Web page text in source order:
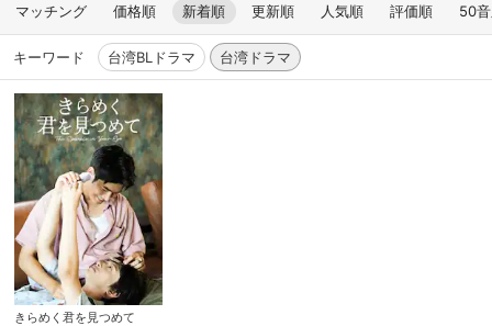
マッチング 価格順 新着順 更新順 人気順 評価順 50
キーワード 台湾BLドラマ 台湾ドラマ
きらめく君を見つめて